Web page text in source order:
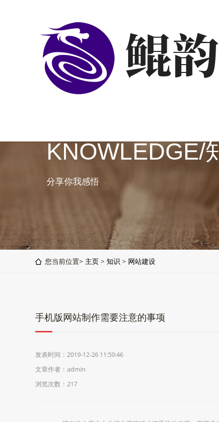
KNOWLEDGE/
分享你我感悟
您当前位置> 主页 > 知识 > 网站建设
手机版网站制作需要注意的事项
发表时间：2019-12-26 11:59:46
文章作者：admin
浏览次数： 217